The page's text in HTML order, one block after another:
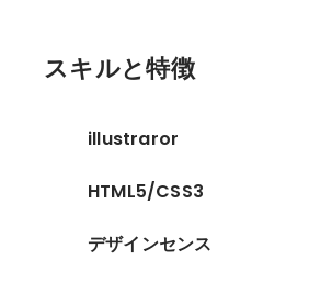
スキルと特徴
illustraror
HTML5/CSS3
デザインセンス